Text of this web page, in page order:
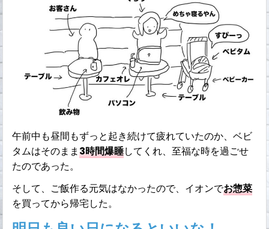
午前中も昼間もずっと起き続けて疲れていたのか、ベビ
タムはそのまま3時間爆睡してくれ、至福な時を過ごせ
たのであった。
そして、ご飯作る元気はなかったので、イオンでお惣菜
を買ってから帰宅した。